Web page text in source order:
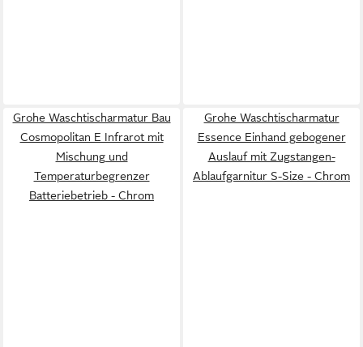
Grohe Waschtischarmatur Bau
Cosmopolitan E Infrarot mit
Mischung und
Temperaturbegrenzer
Batteriebetrieb - Chrom
Grohe Waschtischarmatur
Essence Einhand gebogener
Auslauf mit Zugstangen-
Ablaufgarnitur S-Size - Chrom